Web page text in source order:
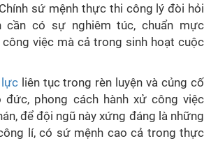
sứ mệnh thực thi công lý đòi hỏi
cần có sự nghiêm túc, chuẩn mực
việc mà cả trong sinh hoạt cuộc
liên tục trong rèn luyện và củng cố
đức, phong cách hành xử công việc
để đội ngũ này xứng đáng là những
lí, có sứ mệnh cao cả trong thực